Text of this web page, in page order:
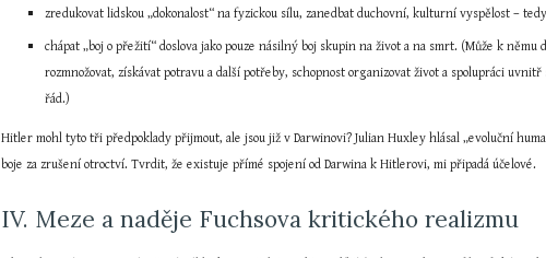
zredukovat lidskou „dokonalost“ na fyzickou sílu, zanedbat duchovní, kulturní vyspělost –
chápat „boj o přežití“ doslova jako pouze násilný boj skupin na život a na smrt. (Může k
rozmnožovat, získávat potravu a další potřeby, schopnost organizovat život a spolupráci
řád.)
Hitler mohl tyto tři předpoklady přijmout, ale jsou již v Darwinovi? Julian Huxley hlásal „evoluční
boje za zrušení otroctví. Tvrdit, že existuje přímé spojení od Darwina k Hitlerovi, mi připadá účelové.
IV. Meze a naděje Fuchsova kritického realizmu